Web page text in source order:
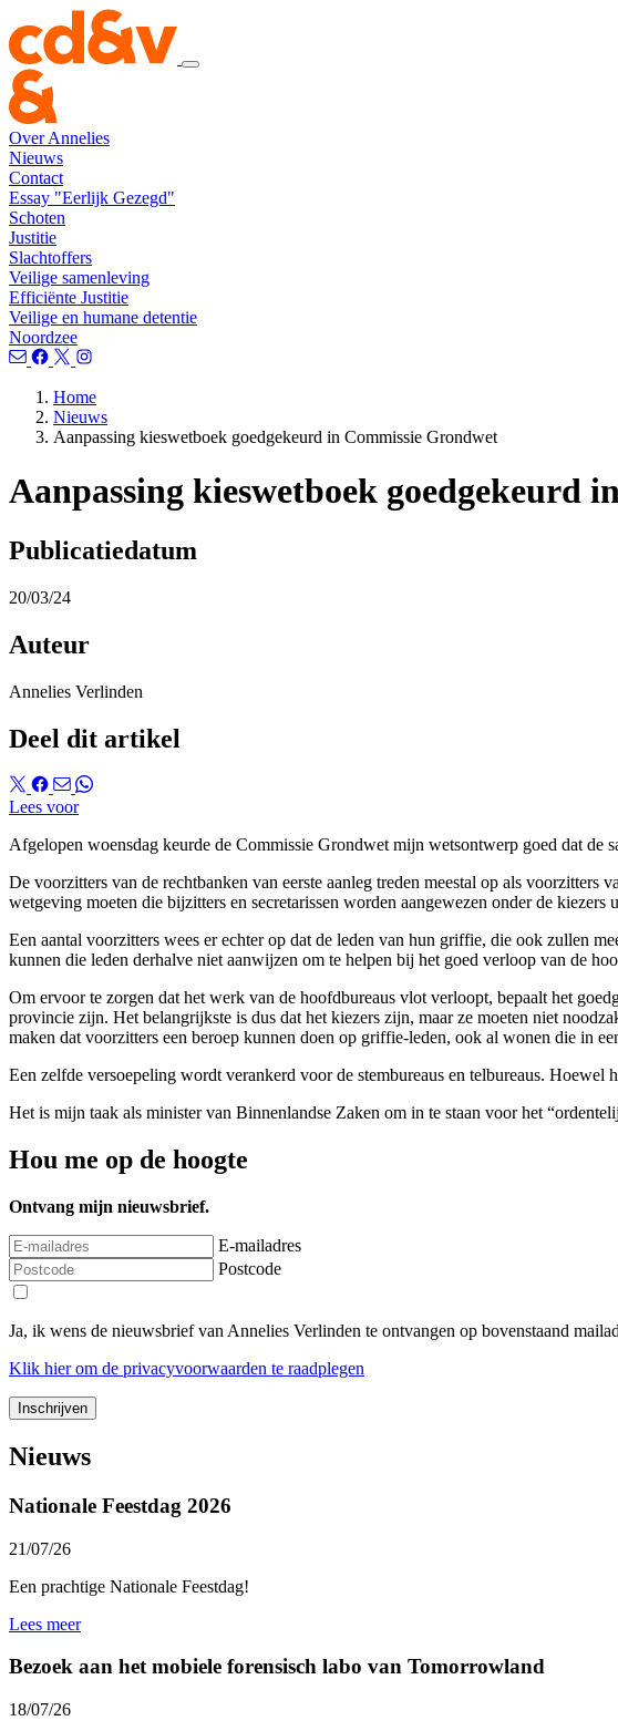
Over Annelies
Nieuws
Contact
Essay "Eerlijk Gezegd"
Schoten
Justitie
Slachtoffers
Veilige samenleving
Efficiënte Justitie
Veilige en humane detentie
Noordzee
Home
Nieuws
Aanpassing kieswetboek goedgekeurd in Commissie Grondwet
Aanpassing kieswetboek goedgekeurd
Publicatiedatum
20/03/24
Auteur
Annelies Verlinden
Deel dit artikel
Lees voor
Afgelopen woensdag keurde de Commissie Grondwet mijn wetsontwerp goed dat
De voorzitters van de rechtbanken van eerste aanleg treden meestal op als
wetgeving moeten die bijzitters en secretarissen worden aangewezen onder de
Een aantal voorzitters wees er echter op dat de leden van hun griffie, die ook zullen
kunnen die leden derhalve niet aanwijzen om te helpen bij het goed verloop van de
Om ervoor te zorgen dat het werk van de hoofdbureaus vlot verloopt, bepaalt het
provincie zijn. Het belangrijkste is dus dat het kiezers zijn, maar ze moeten niet
maken dat voorzitters een beroep kunnen doen op griffie-leden, ook al wonen die in
Een zelfde versoepeling wordt verankerd voor de stembureaus en telbureaus.
Het is mijn taak als minister van Binnenlandse Zaken om in te staan voor het
Hou me op de hoogte
Ontvang mijn nieuwsbrief.
E-mailadres
Postcode
Ja, ik wens de nieuwsbrief van Annelies Verlinden te ontvangen op bovenstaand
Klik hierom de privacyvoorwaarden te raadplegen
Nieuws
Nationale Feestdag 2026
21/07/26
Een prachtige Nationale Feestdag!
Lees meer
Bezoek aan het mobiele forensisch labo van Tomorrowland
18/07/26